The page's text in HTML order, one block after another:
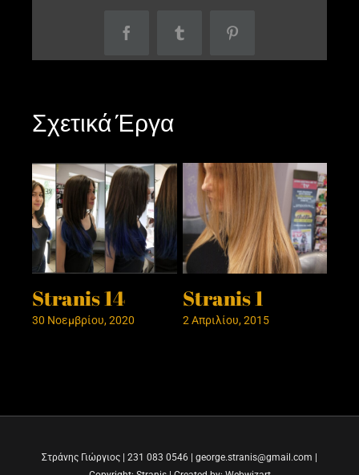
FacebookTumblr Pinterest
Σχετικά Έργα
Stranis 14
30 Νοεμβρίου, 2020
Stranis 1
2 Απριλίου, 2015
Στράνης Γιώργιος | 231 083 0546 | george.stranis@gmail.com |